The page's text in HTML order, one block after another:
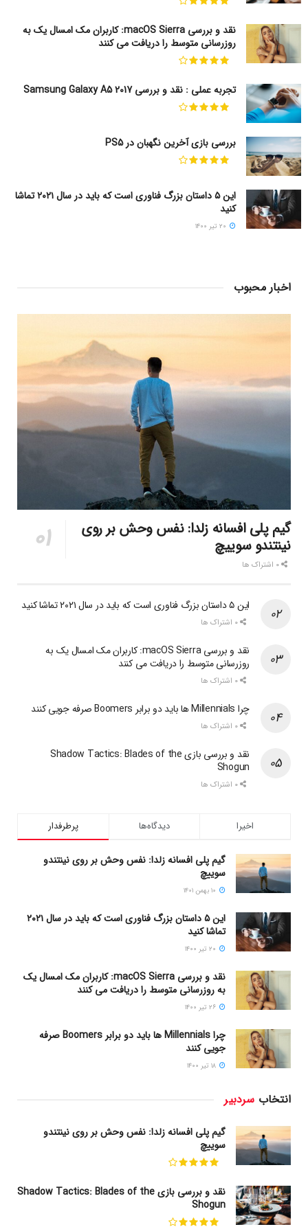
نقد و بررسی macOS Sierra: کاربران مک امسال یک به
روزرسانی متوسط را دریافت می کنند
تجربه عملی : نقد و بررسی Samsung Galaxy A5 2017
بررسی بازی آخرین نگهبان در PS5
این ۵ داستان بزرگ فناوری است که باید در سال ۲۰۲۱ تماشا
کنید
اخبار محبوب
گیم پلی افسانه زلدا: نفس وحش بر روی
نینتندو سوییچ
این ۵ داستان بزرگ فناوری است که باید در سال ۲۰۲۱ تماشا کنید
نقد و بررسی macOS Sierra: کاربران مک امسال یک به
روزرسانی متوسط را دریافت می کنند
چرا Millennials ها باید دو برابر Boomers صرفه جویی کنند
نقد و بررسی بازی Shadow Tactics: Blades of the
Shogun
پرطرفدار دیدگاه‌ها اخیرا
گیم پلی افسانه زلدا: نفس وحش بر روی نینتندو
سوییچ
این ۵ داستان بزرگ فناوری است که باید در سال ۲۰۲۱
تماشا کنید
نقد و بررسی macOS Sierra: کاربران مک امسال یک
به روزرسانی متوسط را دریافت می کنند
چرا Millennials ها باید دو برابر Boomers صرفه
جویی کنند
انتخاب سردبیر
گیم پلی افسانه زلدا: نفس وحش بر روی نینتندو
سوییچ
نقد و بررسی بازی Shadow Tactics: Blades of the
Shogun